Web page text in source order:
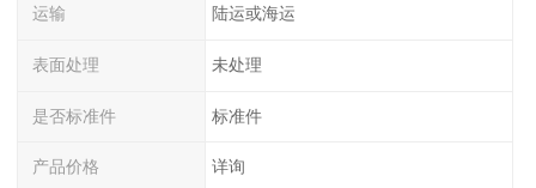
运输 陆运或海运
表面处理 未处理
是否标准件 标准件
产品价格 详询